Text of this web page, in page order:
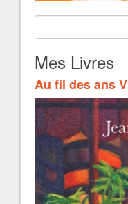
Mes Livres
Au fil des ans V